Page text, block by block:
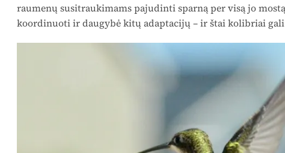
raumenų susitraukimams pajudinti sparną per visą jo
koordinuoti ir daugybė kitų adaptacijų – ir štai kolibriai